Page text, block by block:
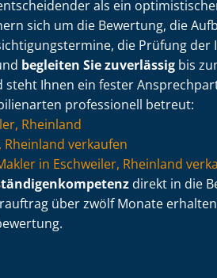
als ein
sich um die Bewertung, die
die Prüfung der
begleiten Sie zuverlässig bis
steht Ihnen ein fester
professionell betreut:
Rheinland
verkaufen
in Eschweiler, Rheinland
direkt in die
über zwölf Monate